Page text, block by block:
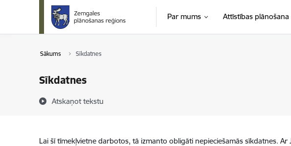
Pāriet uz lapas saturu
Par mums Attīstības plānošana
Sākums Sīkdatnes
Sīkdatnes
Atskaņot tekstu
Lai šī tīmekļvietne darbotos, tā izmanto obligāti nepieciešamās sīkdatnes.